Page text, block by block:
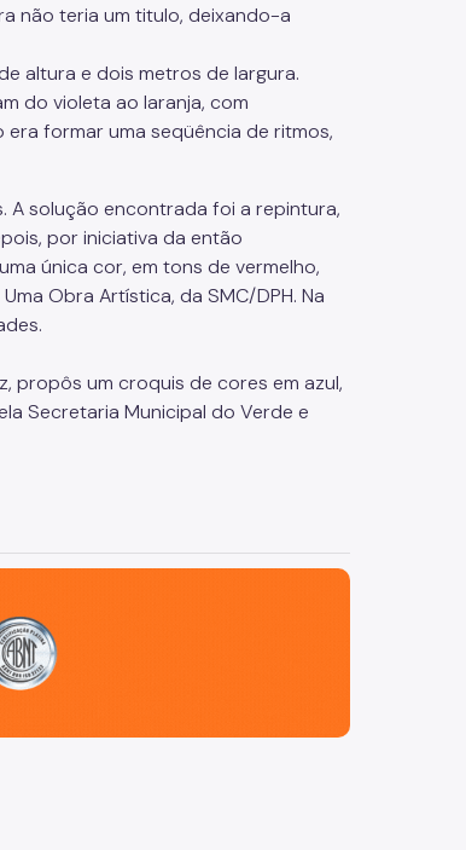
não teria um titulo, deixando-a
altura e dois metros de largura.
do violeta ao laranja, com
formar uma seqüência de ritmos,
A solução encontrada foi a repintura,
por iniciativa da então
única cor, em tons de vermelho,
Obra Artística, da SMC/DPH. Na
propôs um croquis de cores em azul,
Secretaria Municipal do Verde e